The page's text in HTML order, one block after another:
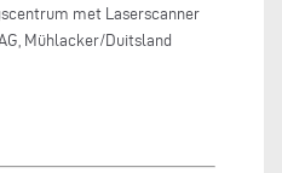
met Laserscanner
Mühlacker/Duitsland